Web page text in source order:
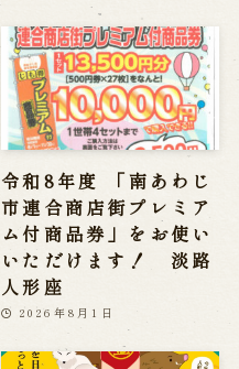
令和8年度 「南あわじ
市連合商店街プレミア
ム付商品券」をお使い
いただけます！ 淡路
人形座
2026年8月1日